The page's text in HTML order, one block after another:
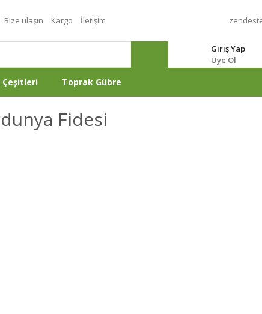
Bize ulaşın Kargo İletişim
Giriş Yap
Üye Ol
Çeşitleri Toprak Gübre
Fidesi